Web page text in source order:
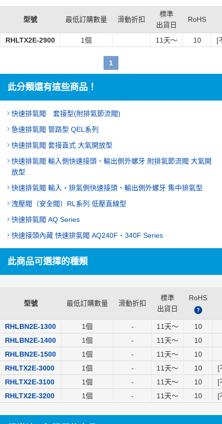
型號 最低訂購數量 滑動折扣
標準
出貨日
RoHS
RHLTX2E-2900 1個 11 天～ 10 [
1
此分類還有這些商品！
快速排氣閥 套接型(附排氣節流閥)
急速排氣閥 管路型 QEL系列
快速排氣閥 套接直式 大氣開放型
快速排氣閥 輸入側快速接頭、輸出側外螺牙 附排氣節流閥 大氣開
放型
快速排氣閥 輸入‧排氣側快速接頭、輸出側外螺牙 集中排氣型
洩壓閥（安全閥）RL系列 低壓直線型
快速排氣閥 AQ Series
快速接頭內藏 快速排氣閥 AQ240F・340F Series
此商品可選擇的種類
型號 最低訂購數量 滑動折扣
標準
出貨日
RoHS
RHLBN2E-1300
1個 - 11 天～
10
RHLBN2E-1400
1個 - 11 天～
10
RHLBN2E-1500
1個 - 11 天～
10
RHLTX2E-3000
1個 - 11 天～ 10
[
RHLTX2E-3100
1個 - 11 天～ 10
[
RHLTX2E-3200
1個 - 11 天～ 10 [